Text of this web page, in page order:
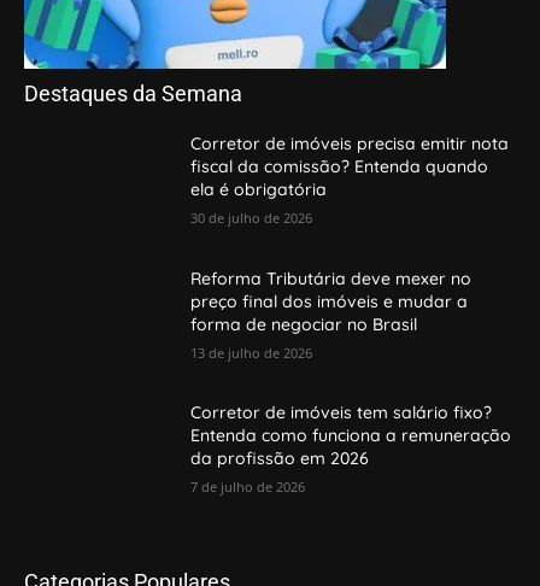
Destaques da Semana
Corretor de imóveis precisa emitir nota
fiscal da comissão? Entenda quando
ela é obrigatória
30 de julho de 2026
Reforma Tributária deve mexer no
preço final dos imóveis e mudar a
forma de negociar no Brasil
13 de julho de 2026
Corretor de imóveis tem salário fixo?
Entenda como funciona a remuneração
da profissão em 2026
7 de julho de 2026